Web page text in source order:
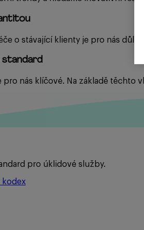
o stávající klienty je pro nás
standard
pro nás klíčové. Na základě těchto
pro úklidové služby.
kodex